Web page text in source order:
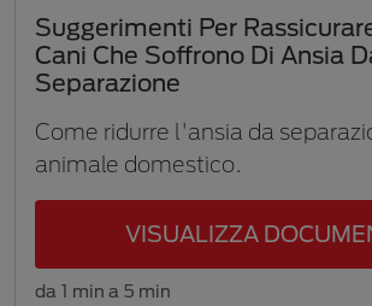
Suggerimenti Per
Cani Che Soffrono Di Ansia
Separazione
Come ridurre l'ansia da
animale domestico.
VISUALIZZA
da 1 min a 5 min